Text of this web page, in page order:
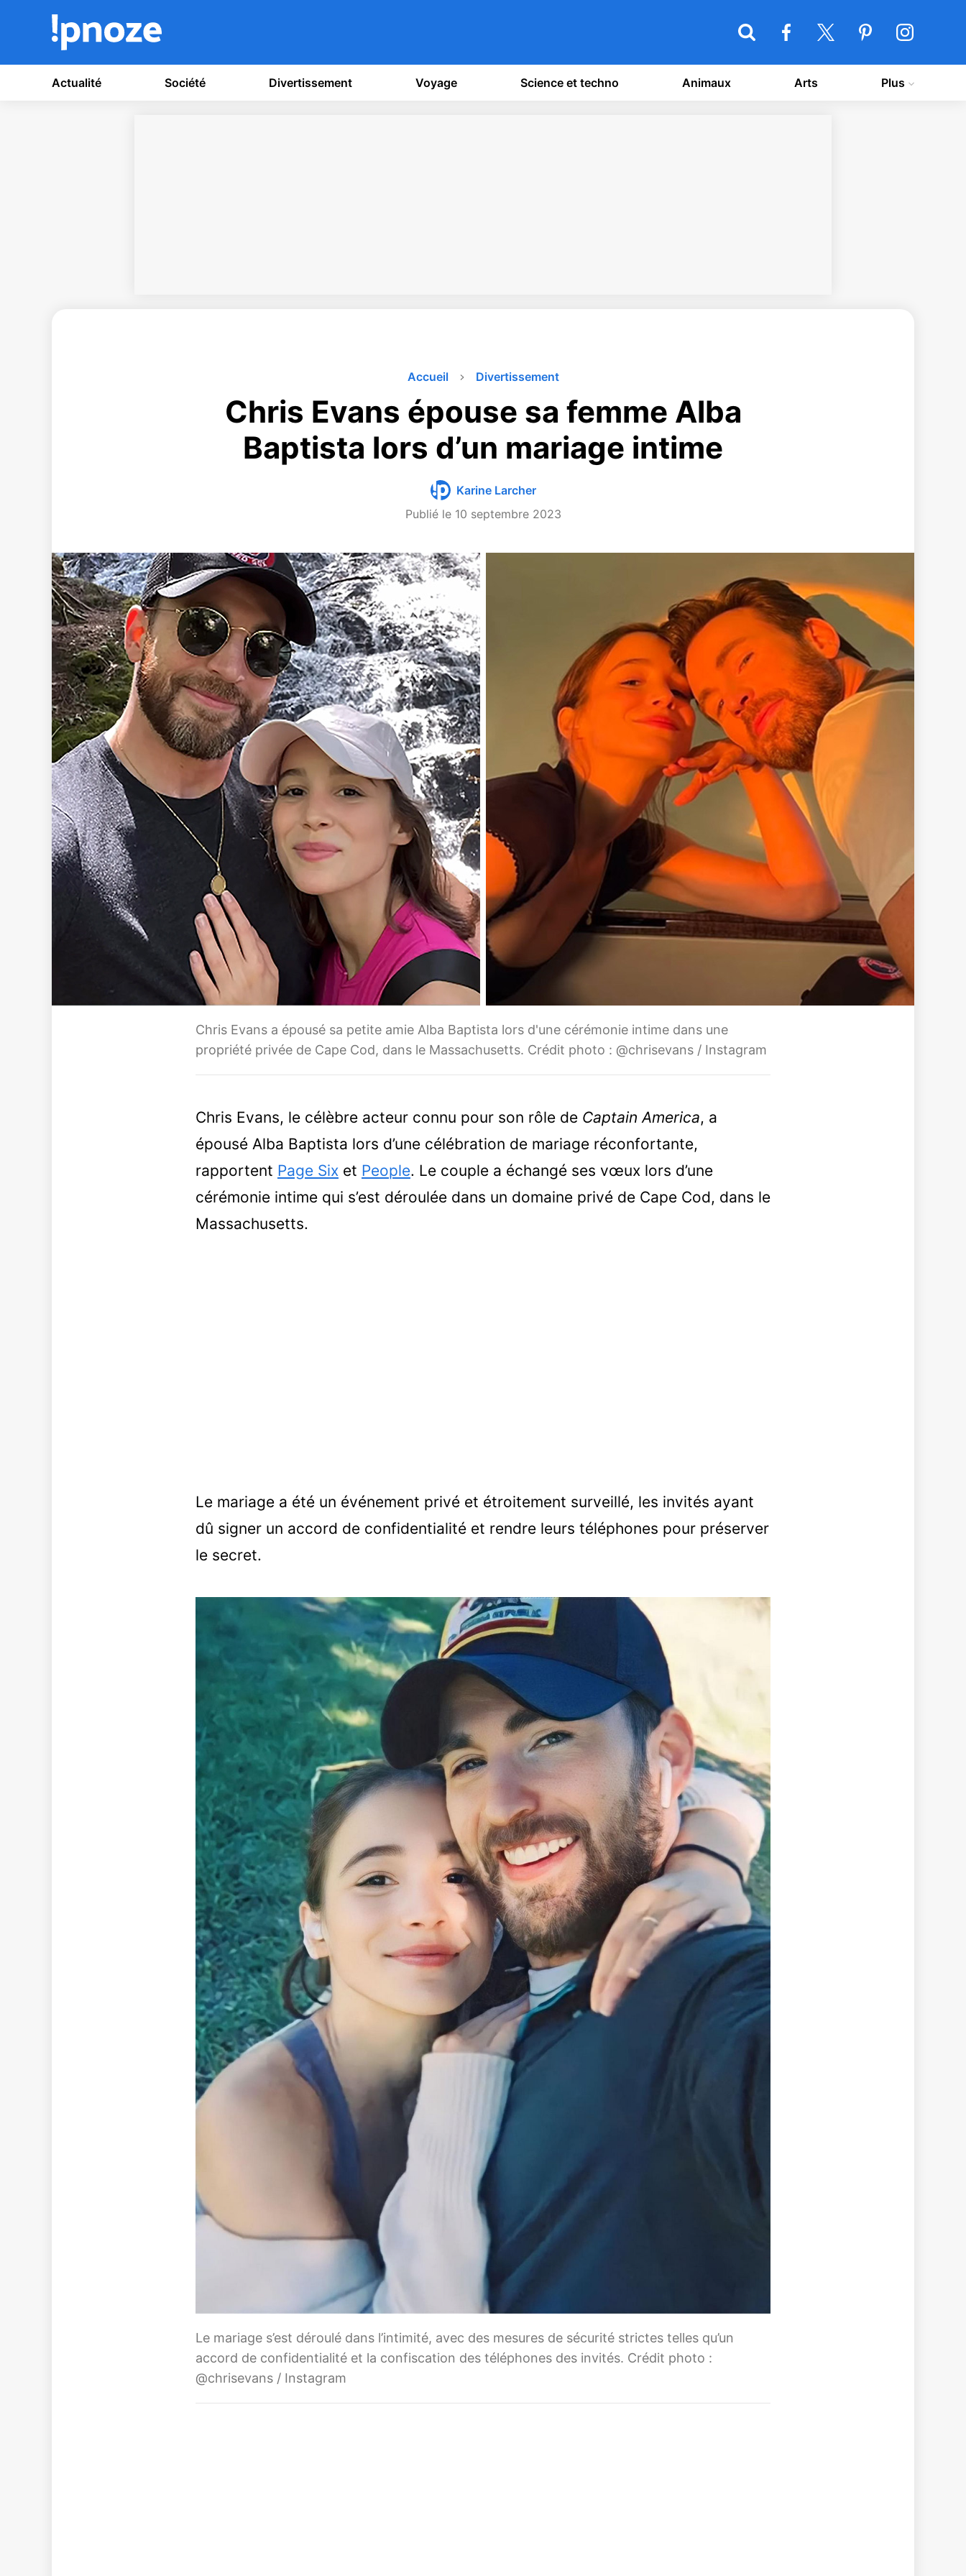
Actualité Société Divertissement Voyage Science et techno Animaux Arts Plus
Accueil Divertissement
Chris Evans épouse sa femme Alba
Baptista lors d’un mariage intime
Karine Larcher
Publié le 10 septembre 2023
Chris Evans a épousé sa petite amie Alba Baptista lors d'une cérémonie intime dans une
propriété privée de Cape Cod, dans le Massachusetts. Crédit photo : @chrisevans / Instagram
Chris Evans, le célèbre acteur connu pour son rôle de Captain America, a
épousé Alba Baptista lors d’une célébration de mariage réconfortante,
rapportent Page Six et People. Le couple a échangé ses vœux lors d’une
cérémonie intime qui s’est déroulée dans un domaine privé de Cape Cod, dans le
Massachusetts.
Le mariage a été un événement privé et étroitement surveillé, les invités ayant
dû signer un accord de confidentialité et rendre leurs téléphones pour préserver
le secret.
Le mariage s’est déroulé dans l’intimité, avec des mesures de sécurité strictes telles qu’un
accord de confidentialité et la confiscation des téléphones des invités. Crédit photo :
@chrisevans / Instagram